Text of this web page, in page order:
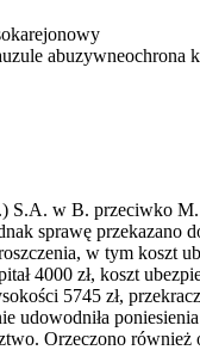
rejonowy
abuzywneochrona
S.A. w B. przeciwko
sprawę przekazano
w tym koszt
4000 zł, koszt
5745 zł,
udowodniła
Orzeczono